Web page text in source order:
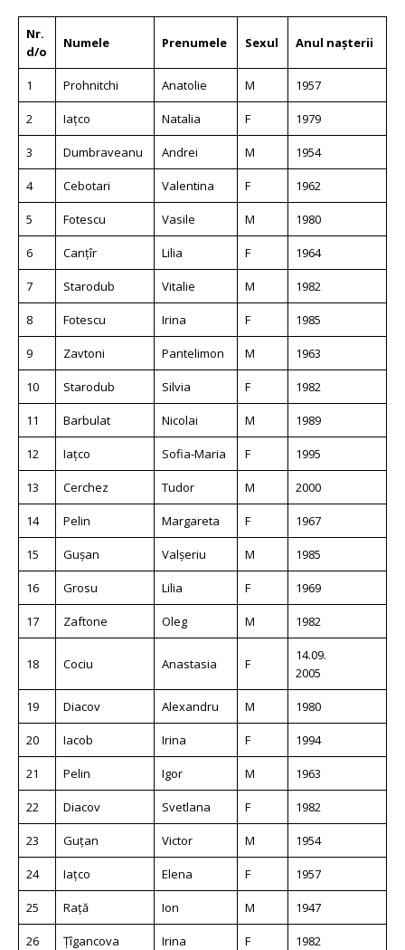
Nr.
d/o
Numele Prenumele Sexul Anul nașterii
1 Prohnitchi Anatolie M 1957
2 Iațco Natalia F 1979
3 Dumbraveanu Andrei M 1954
4 Cebotari Valentina F 1962
5 Fotescu Vasile M 1980
6 Canțîr Lilia F 1964
7 Starodub Vitalie M 1982
8 Fotescu Irina F 1985
9 Zavtoni Pantelimon M 1963
10 Starodub Silvia F 1982
11 Barbulat Nicolai M 1989
12 Iațco Sofia-Maria F 1995
13 Cerchez Tudor M 2000
14 Pelin Margareta F 1967
15 Gușan Valșeriu M 1985
16 Grosu Lilia F 1969
17 Zaftone Oleg M 1982
18 Cociu Anastasia F
14.09.
2005
19 Diacov Alexandru M 1980
20 Iacob Irina F 1994
21 Pelin Igor M 1963
22 Diacov Svetlana F 1982
23 Guțan Victor M 1954
24 Iațco Elena F 1957
25 Rață Ion M 1947
26 Țîgancova Irina F 1982